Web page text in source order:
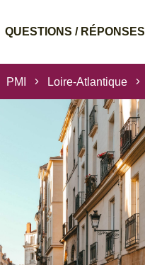
QUESTIONS / RÉPONSES
PMI Loire-Atlantique